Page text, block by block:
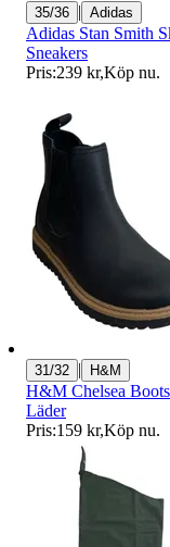
35/36 | Adidas
Adidas Stan Smith
Sneakers
Pris:239 kr,Köp nu.
31/32 | H&M
H&M Chelsea
Läder
Pris:159 kr,Köp nu.